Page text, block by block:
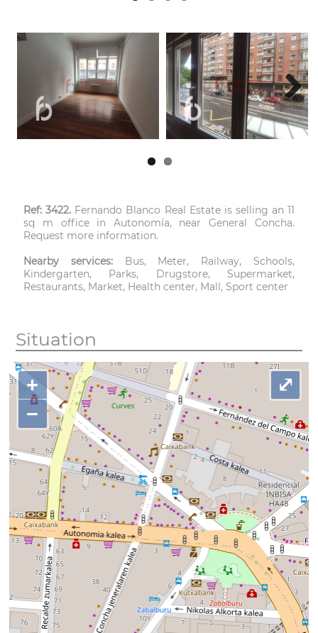
Next
Ref: 3422. Fernando Blanco Real Estate is selling an 11
sq m office in Autonomía, near General Concha.
Request more information.
Nearby services: Bus, Meter, Railway, Schools,
Kindergarten, Parks, Drugstore, Supermarket,
Restaurants, Market, Health center, Mall, Sport center
Situation
+
−
⤢